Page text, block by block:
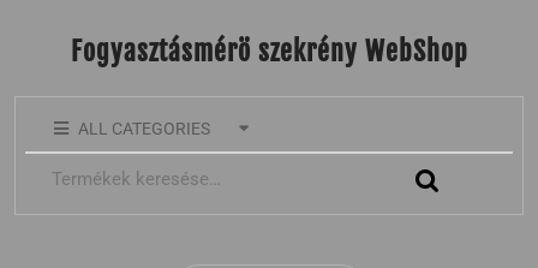
Fogyasztásmérö szekrény WebShop
ALL CATEGORIES